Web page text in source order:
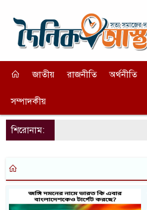
জাতীয় রাজনীতি অর্থনীতি
সম্পাদকীয়
শিরোনাম: